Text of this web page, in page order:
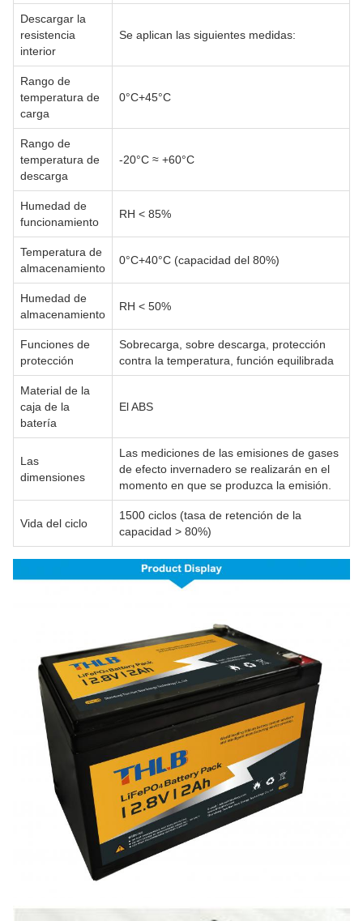
Descargar la
resistencia
interior
Se aplican las siguientes medidas:
Rango de
temperatura de
carga
0°C+45°C
Rango de
temperatura de
descarga
-20°C ≈ +60°C
Humedad de
funcionamiento
RH < 85%
Temperatura de
almacenamiento
0°C+40°C (capacidad del 80%)
Humedad de
almacenamiento
RH < 50%
Funciones de
protección
Sobrecarga, sobre descarga, protección
contra la temperatura, función equilibrada
Material de la
caja de la
batería
El ABS
Las
dimensiones
Las mediciones de las emisiones de gases
de efecto invernadero se realizarán en el
momento en que se produzca la emisión.
Vida del ciclo
1500 ciclos (tasa de retención de la
capacidad > 80%)